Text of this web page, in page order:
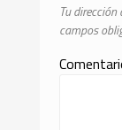
Tu
campos